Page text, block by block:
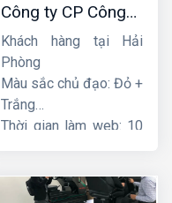
Công ty CP Công
nghệ PCCC Bắc Hà
Khách hàng tại Hải
Phòng
Màu sắc chủ đạo: Đỏ +
Trắng
Thời gian làm web: 10